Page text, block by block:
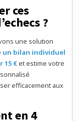
ces
?
une solution
un bilan individuel
15 €et estime votre
efficacement aux
en 4